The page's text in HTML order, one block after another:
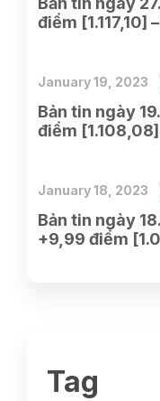
điểm [1.117,10]
Bản tin ngày
điểm
January 19, 2023
Bản tin ngày
+9,99 điểm
January 18, 2023
Tag